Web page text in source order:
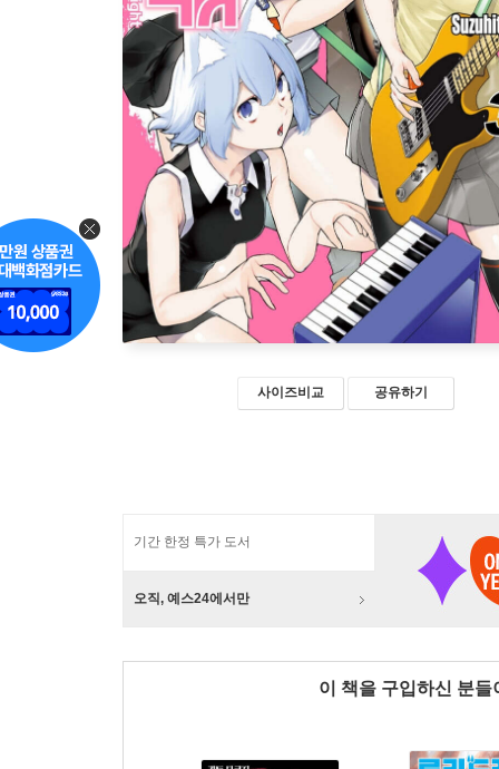
사이즈비교 공유하기
기간 한정 특가 도서
오직, 예스24에서만
이 책을 구입하신 분